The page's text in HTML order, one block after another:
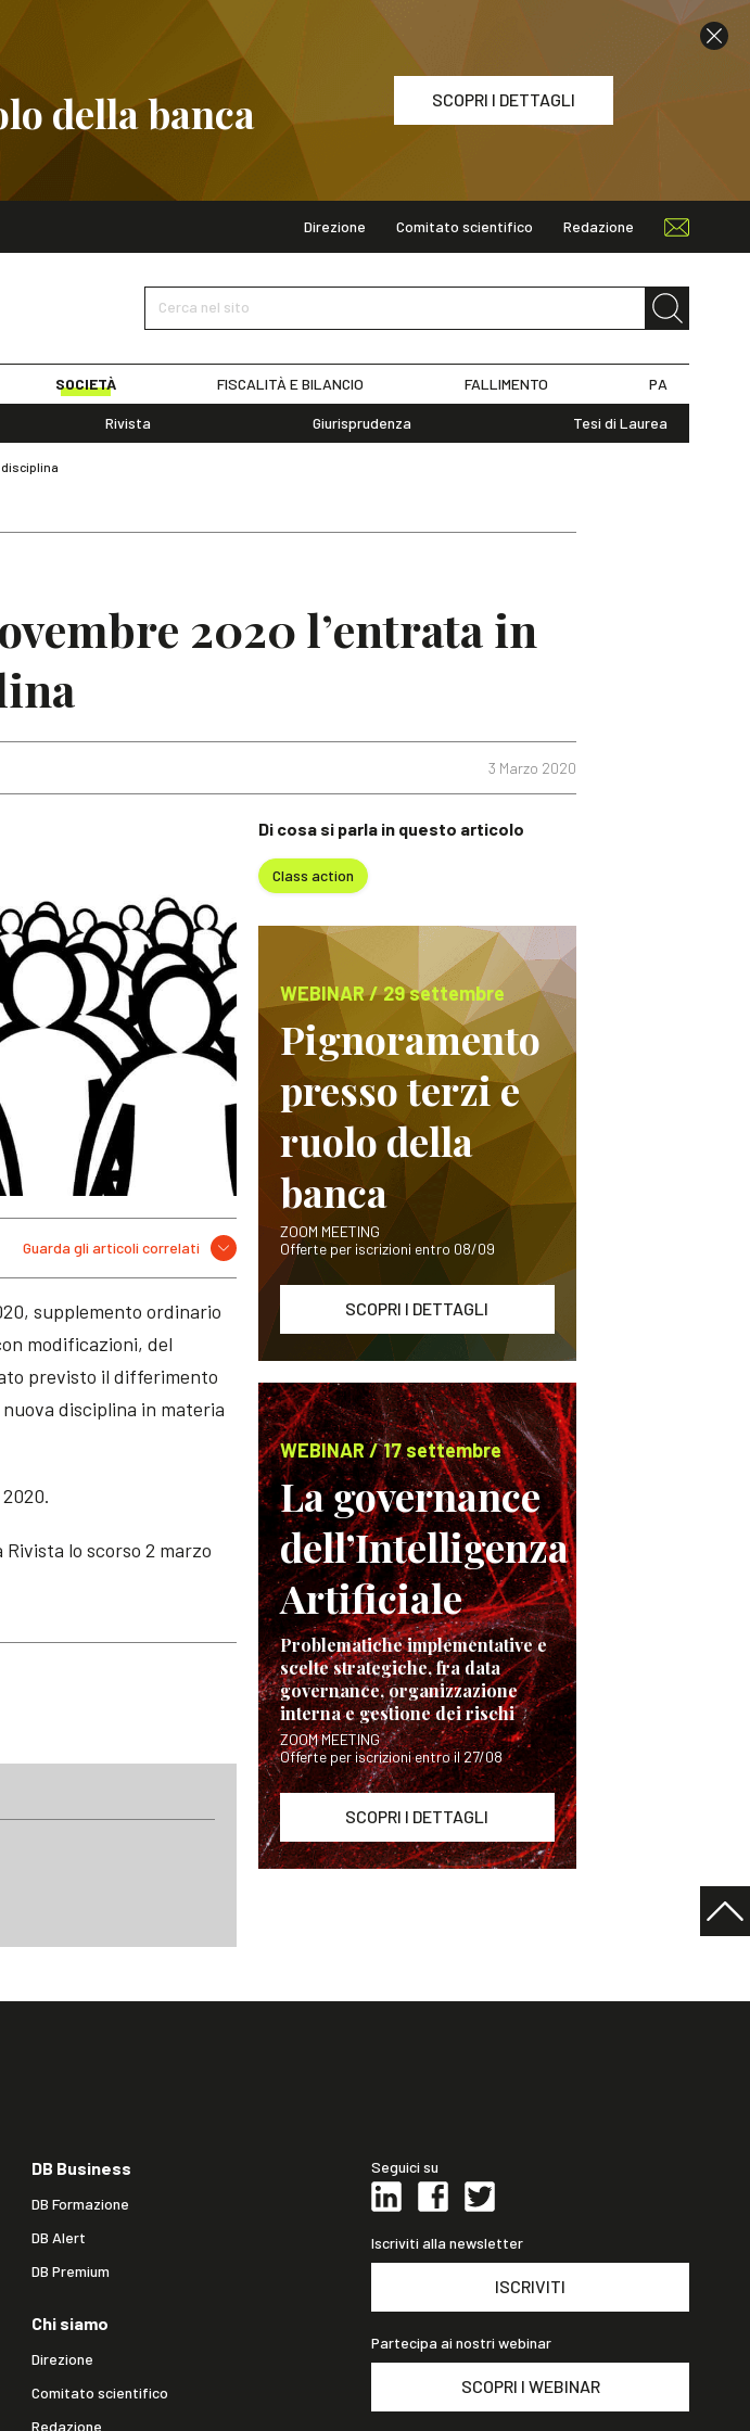
della banca SCOPRI I DETTAGLI
SCOPRI I DETTAGLIDirezione Comitato scientifico Redazione
Cerca nel sito
SOCIETÀ FISCALITÀ E BILANCIO FALLIMENTO PA
Rivista Giurisprudenza Tesi di Laurea
disciplina
2020 l’entrata in
3 Marzo 2020
Guarda gli articoli correlati
supplemento ordinario
modificazioni, del
previsto il differimento
disciplina in materia
lo scorso 2 marzo
Di cosa si parla in questo articolo
Class action
WEBINAR / 29 settembre
Pignoramento
presso terzi e
ruolo della
banca
ZOOM MEETING
Offerte per iscrizioni entro 08/09
SCOPRI I DETTAGLI
WEBINAR / 17 settembre
La governance
dell’Intelligenza
Artificiale
Problematiche implementative e
scelte strategiche, fra data
governance, organizzazione
interna e gestione dei rischi
ZOOM MEETING
Offerte per iscrizioni entro il 27/08
SCOPRI I DETTAGLI
DB Business
DB Formazione
DB Alert
DB Premium
Chi siamo
Direzione
Comitato scientifico
Redazione
Seguici su
Iscriviti alla newsletter
ISCRIVITI
Partecipa ai nostri webinar
SCOPRI I WEBINAR